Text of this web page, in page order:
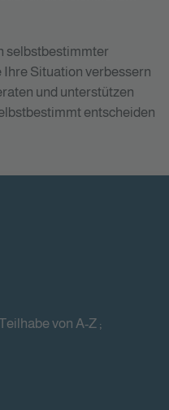
selbstbestimmter
Situation verbessern
und unterstützen
entscheiden
von A-Z ;